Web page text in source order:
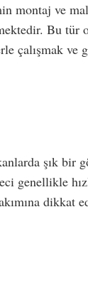
montaj ve
Bu
çalışmak ve
şık bir
genellikle